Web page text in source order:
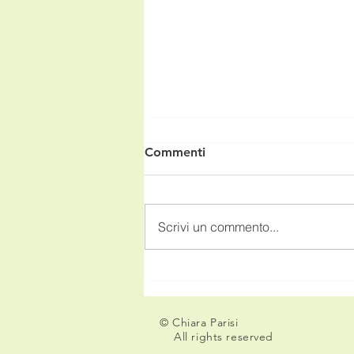
Commenti
Scrivi un commento...
© Chiara Parisi
All rights reserved